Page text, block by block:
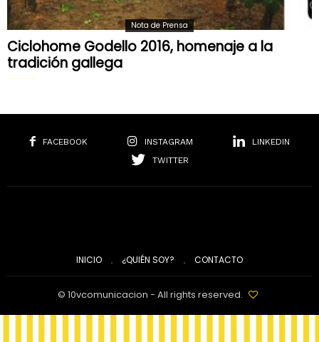
Nota de Prensa
Ciclohome Godello 2016, homenaje a la
tradición gallega
FACEBOOK INSTAGRAM
LINKEDIN
TWITTER
INICIO ¿QUIÉN SOY? CONTACTO
© 10vcomunicacion - All rights reserved.